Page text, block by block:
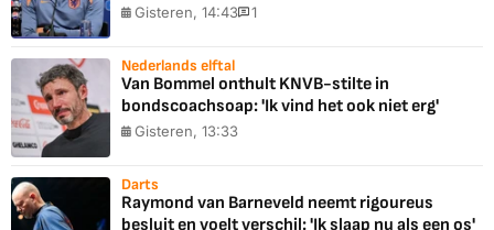
Gisteren, 14:43 1
Nederlands elftal
Van Bommel onthult KNVB-stilte in
bondscoachsoap: 'Ik vind het ook niet erg'
Gisteren, 13:33
Darts
Raymond van Barneveld neemt rigoureus
besluit en voelt verschil: 'Ik slaap nu als een os'